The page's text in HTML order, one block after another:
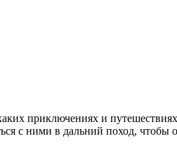
приключениях и
с ними в дальний поход, чтобы